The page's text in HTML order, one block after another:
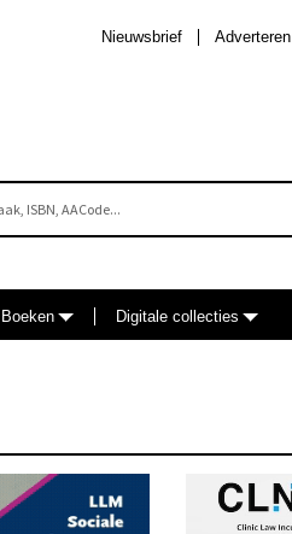
Adverteren
Nieuwsbrief
Boeken Digitale collecties